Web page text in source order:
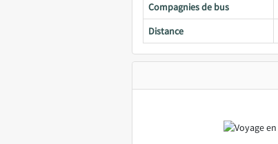
Compagnies de bus
Distance